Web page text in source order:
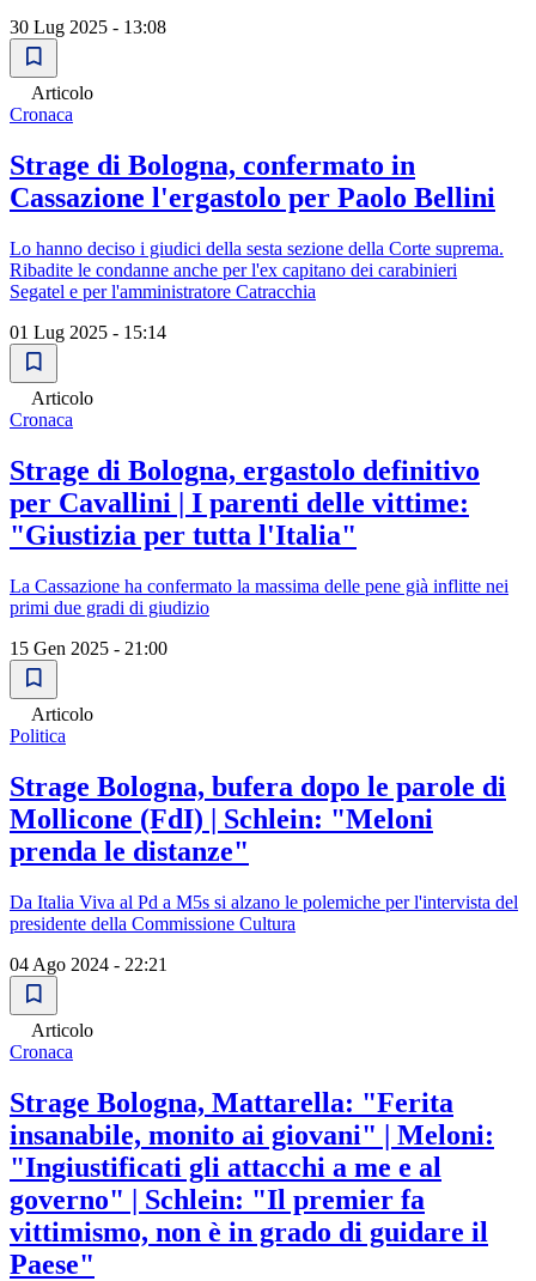
30 Lug 2025 - 13:08
Articolo
Cronaca
Strage di Bologna, confermato in
Cassazione l'ergastolo per Paolo Bellini
Lo hanno deciso i giudici della sesta sezione della Corte suprema.
Ribadite le condanne anche per l'ex capitano dei carabinieri
Segatel e per l'amministratore Catracchia
01 Lug 2025 - 15:14
Articolo
Cronaca
Strage di Bologna, ergastolo definitivo
per Cavallini | I parenti delle vittime:
"Giustizia per tutta l'Italia"
La Cassazione ha confermato la massima delle pene già inflitte nei
primi due gradi di giudizio
15 Gen 2025 - 21:00
Articolo
Politica
Strage Bologna, bufera dopo le parole di
Mollicone (FdI) | Schlein: "Meloni
prenda le distanze"
Da Italia Viva al Pd a M5s si alzano le polemiche per l'intervista del
presidente della Commissione Cultura
04 Ago 2024 - 22:21
Articolo
Cronaca
Strage Bologna, Mattarella: "Ferita
insanabile, monito ai giovani" | Meloni:
"Ingiustificati gli attacchi a me e al
governo" | Schlein: "Il premier fa
vittimismo, non è in grado di guidare il
Paese"